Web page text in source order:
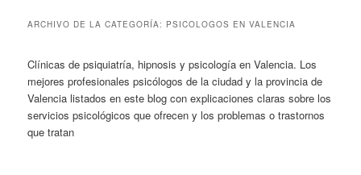
ARCHIVO DE LA CATEGORÍA: PSICOLOGOS EN VALENCIA
Clínicas de psiquiatría, hipnosis y psicología en Valencia. Los
mejores profesionales psicólogos de la ciudad y la provincia de
Valencia listados en este blog con explicaciones claras sobre los
servicios psicológicos que ofrecen y los problemas o trastornos
que tratan